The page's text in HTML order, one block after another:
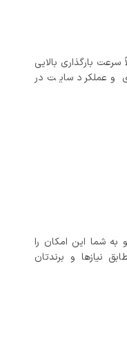
بارگذاری بالایی
و عملکرد سایت در
به شما این امکان را
نیازها و برندتان